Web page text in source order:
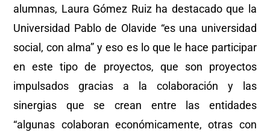
alumnas, Laura Gómez Ruiz ha destacado que la
Universidad Pablo de Olavide “es una universidad
social, con alma” y eso es lo que le hace participar
en este tipo de proyectos, que son proyectos
impulsados gracias a la colaboración y las
sinergias que se crean entre las entidades
“algunas colaboran económicamente, otras con